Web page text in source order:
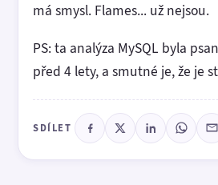
má smysl. Flames... už nejsou.
PS: ta analýza MySQL byla
před 4 lety, a smutné je, že je
SDÍLET